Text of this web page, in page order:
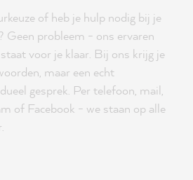
of heb je hulp nodig bij je
Geen probleem - ons ervaren
voor je klaar. Bij ons krijg je
maar een echt
gesprek. Per telefoon, mail,
of Facebook - we staan op alle